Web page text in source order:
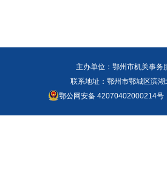
主办单位：鄂州市机关事
联系地址：鄂州市鄂城区滨
鄂公网安备 42070402000214号